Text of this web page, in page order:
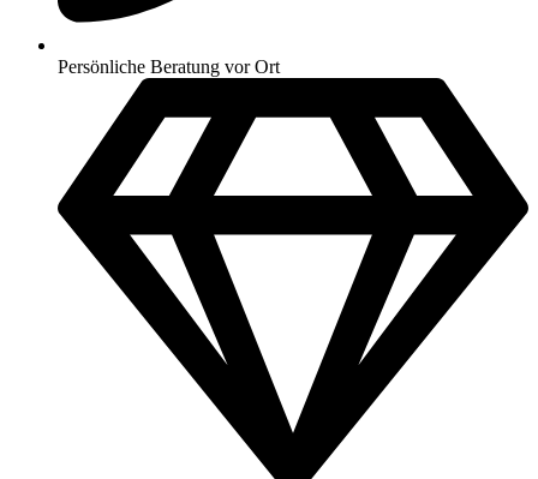
Persönliche Beratung vor Ort